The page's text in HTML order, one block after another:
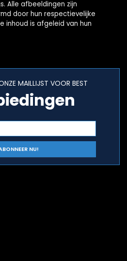
Alle afbeeldingen zijn
door hun respectievelijke
inhoud is afgeleid van hun
MAILLIJST VOOR BEST